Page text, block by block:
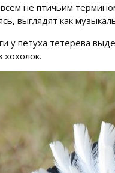
не птичьим
выглядят как
у петуха тетерева